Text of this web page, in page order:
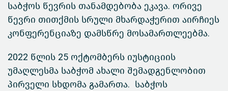
საბჭოს წევრის თანამდებობა ეკავა. ორივე
წევრი თითქმის სრული მხარდაჭერით აირჩიეს
კონფერენციაზე დამსწრე მოსამართლეებმა.
2022 წლის 25 ოქტომბერს იუსტიციის
უმაღლესმა საბჭომ ახალი შემადგენლობით
პირველი სხდომა გამართა. საბჭოს